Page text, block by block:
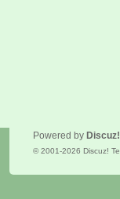
Powered by Discuz!
© 2001-2026 Discuz!